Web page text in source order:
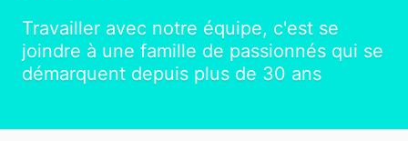
Travailler avec notre équipe, c'est se
joindre à une famille de passionnés qui se
démarquent depuis plus de 30 ans